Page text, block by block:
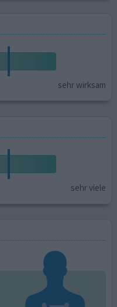
sehr wirksam
sehr viele